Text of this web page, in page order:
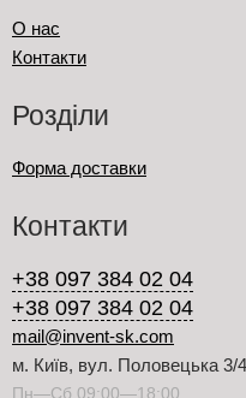
О нас
Контакти
Розділи
Форма доставки
Контакти
+38 097 384 02 04
+38 097 384 02 04
mail@invent-sk.com
м. Київ, вул. Половецька 3/
Пн—Сб 09:00—18:00